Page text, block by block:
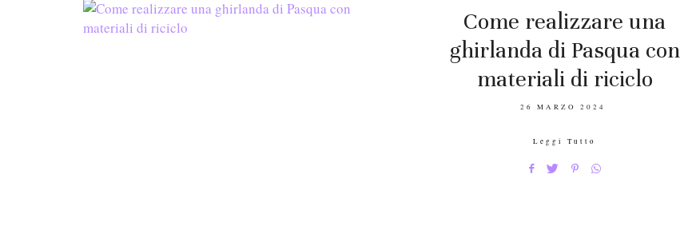
Come realizzare una
ghirlanda di Pasqua con
materiali di riciclo
POSTED
26 MARZO 2024
Leggi Tutto